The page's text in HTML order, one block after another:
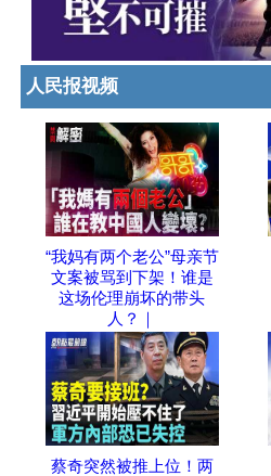
人民报视频
“我妈有两个老公”母亲节
文案被骂到下架！谁是
这场伦理崩坏的带头
人？｜
蔡奇突然被推上位！两